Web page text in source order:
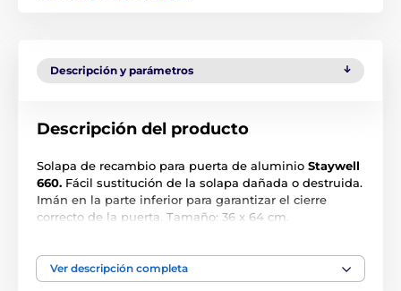
Descripción y parámetros
Descripción del producto
Solapa de recambio para puerta de aluminio Staywell
660. Fácil sustitución de la solapa dañada o destruida.
Imán en la parte inferior para garantizar el cierre
correcto de la puerta. Tamaño: 36 x 64 cm.
previo aviso. Las imágenes tienen únicamente
carácter ilustrativo.
Ver descripción completa